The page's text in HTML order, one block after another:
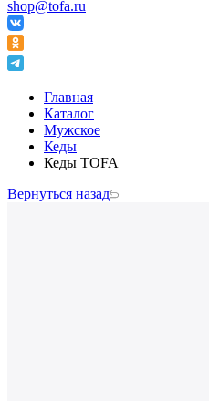
shop@tofa.ru
Главная
Каталог
Мужское
Кеды
Кеды TOFA
Вернуться назад